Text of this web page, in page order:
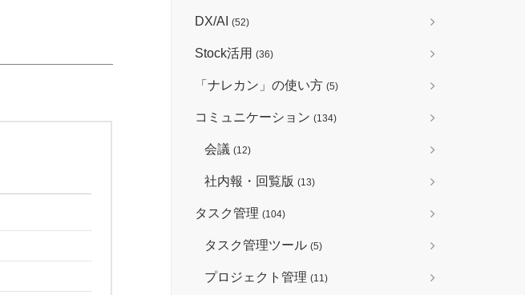
DX/AI (52)
Stock活用 (36)
「ナレカン」の使い方 (5)
コミュニケーション (134)
会議 (12)
社内報・回覧版 (13)
タスク管理 (104)
タスク管理ツール (5)
プロジェクト管理 (11)